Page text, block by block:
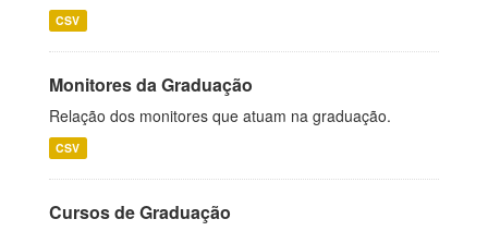
CSV
Monitores da Graduação
Relação dos monitores que atuam na graduação.
CSV
Cursos de Graduação